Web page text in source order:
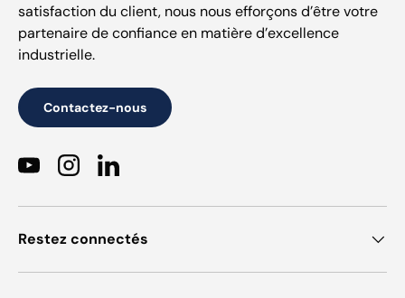
satisfaction du client, nous nous efforçons d’être votre
partenaire de confiance en matière d’excellence
industrielle.
Contactez-nous
YouTubeInstagramLinkedIn
Restez connectés